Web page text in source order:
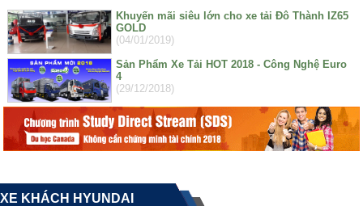
Khuyến mãi siêu lớn cho xe tải Đô Thành IZ65
GOLD
(04/01/2019)
Sản Phẩm Xe Tải HOT 2018 - Công Nghệ Euro
4
(29/12/2018)
XE KHÁCH HYUNDAI